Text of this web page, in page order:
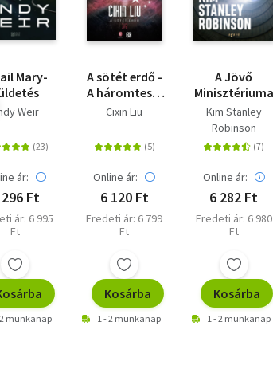
Mary-
Weir
ár:
Ft
ár: 6 995
Ft
2 munkanap
A sötét erdő -
A háromtest-
trilógia 2.
Cixin Liu
Online ár:
6 120 Ft
Eredeti ár: 6 799
Ft
Kosárba
1 - 2 munkanap
A Jövő
Minisztériuma
Kim Stanley
Robinson
Online ár:
6 282 Ft
Eredeti ár: 6 980
Ft
Kosárba
1 - 2 munkanap